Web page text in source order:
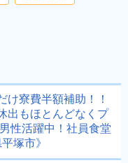
け寮費半額補助！！
出もほとんどなくプ
性活躍中！社員食堂
塚市》